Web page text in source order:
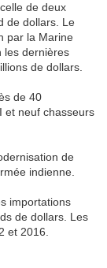
de deux
de dollars. Le
par la Marine
les dernières
de dollars.
de 40
et neuf chasseurs
de
indienne.
importations
de dollars. Les
et 2016.